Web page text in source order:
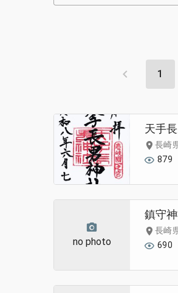
1
天手
長崎
879
no photo
鎮守
長崎
690